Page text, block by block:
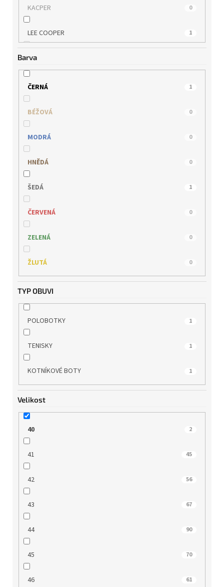
KACPER 0
LEE COOPER 1
MUSTANG
QUO VADIS 0
RIEKER 0
s.OLIVER 0
TOM TAILOR 0
WILD 0
Barva
ČERNÁ 1
BÉŽOVÁ 0
MODRÁ 0
HNĚDÁ 0
ŠEDÁ 1
ČERVENÁ 0
ZELENÁ 0
ŽLUTÁ 0
TYP OBUVI
POLOBOTKY 1
TENISKY 1
KOTNÍKOVÉ BOTY 1
Velikost
40 2
41 45
42 56
43 67
44 90
45 70
46 61